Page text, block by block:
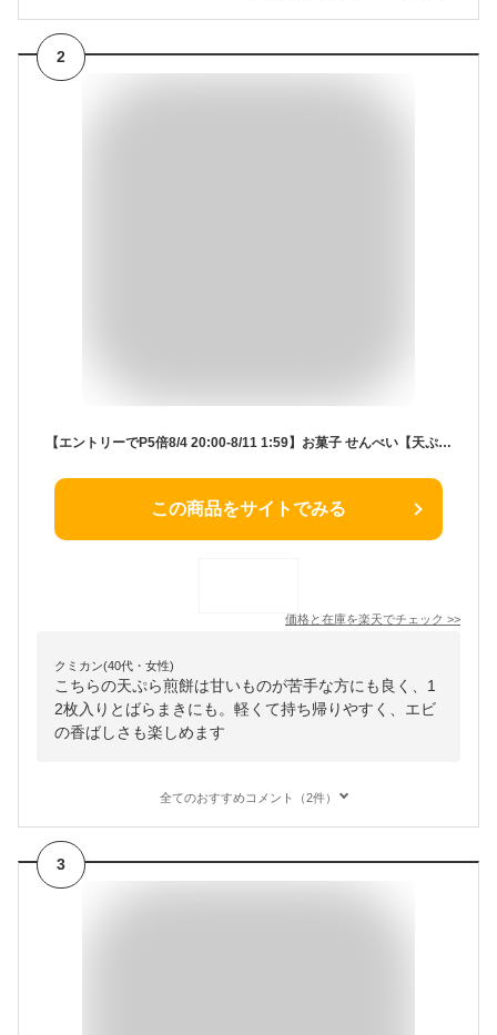
2
【エントリーでP5倍8/4 20:00-8/11 1:59】お菓子 せんべい【天ぷらせんべい12枚入】 築地ちとせ 和菓子 焼き菓子 煎餅 ギフト 個包装 内祝い お祝い お祝い返し 出産祝い 結婚祝い お礼 職場 退職 菓子折り ご挨拶 香典返し 快気祝い 人気 東京土産 夏ギフト 暑中見舞い
この商品をサイトでみる
価格と在庫を楽天でチェック >>
クミカン(40代・女性)
こちらの天ぷら煎餅は甘いものが苦手な方にも良く、1
2枚入りとばらまきにも。軽くて持ち帰りやすく、エビ
の香ばしさも楽しめます
全てのおすすめコメント（2件）
3